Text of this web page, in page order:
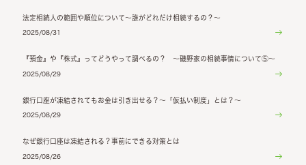
法定相続人の範囲や順位について～誰がどれだけ相続するの？～
2025/08/31
『預金』や『株式』ってどうやって調べるの？ ～磯野家の相続事情について⑤～
2025/08/29
銀行口座が凍結されてもお金は引き出せる？～「仮払い制度」とは？～
2025/08/29
なぜ銀行口座は凍結される？事前にできる対策とは
2025/08/26